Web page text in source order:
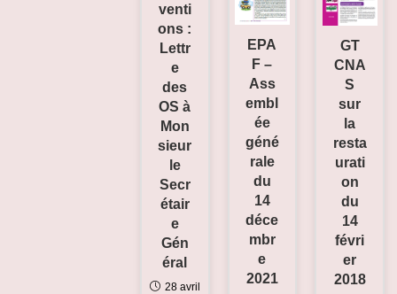
GT
CNA
S
sur
la
resta
urati
on
du
14
févri
er
2018
EPA
F –
Ass
embl
ée
géné
rale
du
14
déce
mbr
e
2021
venti
ons :
Lettr
e
des
OS à
Mon
sieur
le
Secr
étair
e
Gén
éral
28 avril